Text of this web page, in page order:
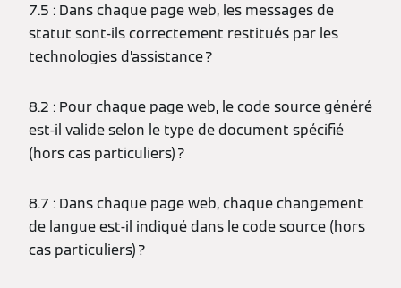
7.5 : Dans chaque page web, les messages de
statut sont-ils correctement restitués par les
technologies d’assistance ?
8.2 : Pour chaque page web, le code source généré
est-il valide selon le type de document spécifié
(hors cas particuliers) ?
8.7 : Dans chaque page web, chaque changement
de langue est-il indiqué dans le code source (hors
cas particuliers) ?